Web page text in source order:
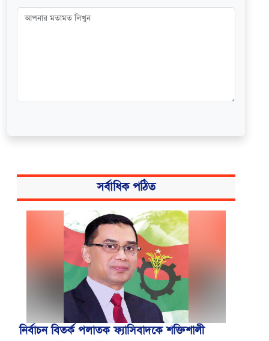
সর্বাধিক পঠিত
নির্বাচন বিতর্ক পলাতক ফ্যাসিবাদকে শক্তিশালী